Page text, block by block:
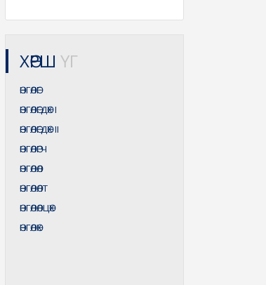
ХӨРШ ҮГ
ӨНГӨЛӨГ
ӨНГӨЛӨГДӨХI
ӨНГӨЛӨГДӨХII
ӨНГӨЛӨГЧ
ӨНГӨЛӨЛ
ӨНГӨЛӨЛТ
ӨНГӨЛӨЛЦӨХ
ӨНГӨЛӨХ